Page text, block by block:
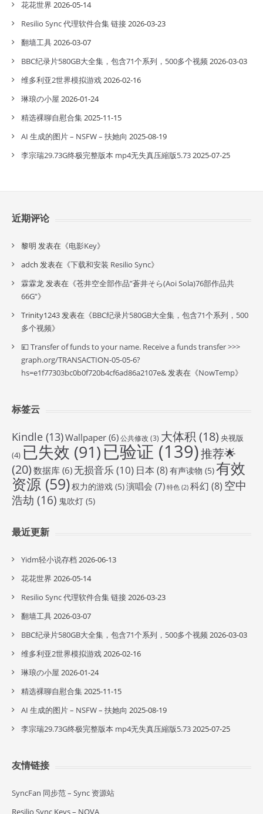
花花世界 2026-05-14
Resilio Sync 代理软件合集 链接2026-03-23
翻墙工具2026-03-07
BBC纪录片580GB大全集，包含71个系列，500多个视频2026-03-03
维多利亚2世界模拟游戏2026-02-16
琳琅の小屋 2026-01-24
精选裸聊自慰合集2025-11-15
AI 生成的图片 – NSFW – 扶她向 2025-08-19
李宗瑞29.73G终极完整版本 mp4无失真压縮版5.732025-07-25
近期评论
黎明 发表在《电影Key》
adch 发表在《下载和安装 Resilio Sync》
霖霖龙发表在《苍井空全部作品”蒼井そら(Aoi Sola)76部作品共
66G”》
Trinity1243发表在《BBC纪录片580GB大全集，包含71个系列，500
多个视频》
💴 Transfer of funds to your name. Receive a funds transfer >>>
graph.org/TRANSACTION-05-05-6?
hs=e1f77303bc0b0f720b4cf6ad86a2107e&发表在《NowTemp》
标签云
Kindle (13)Wallpaper (6)公共修改 (3) 大体积 (18) 央视版
(4) 已失效 (91)已验证 (139)推荐🌟
(20) 数据库 (6) 无损音乐(10) 日本 (8) 有声读物 (5)有效
资源 (59)权力的游戏 (5)演唱会 (7) 特色 (2) 科幻 (8) 空中
浩劫 (16) 鬼吹灯 (5)
最近更新
Yidm轻小说存档 2026-06-13
花花世界 2026-05-14
Resilio Sync 代理软件合集 链接2026-03-23
翻墙工具2026-03-07
BBC纪录片580GB大全集，包含71个系列，500多个视频2026-03-03
维多利亚2世界模拟游戏2026-02-16
琳琅の小屋 2026-01-24
精选裸聊自慰合集2025-11-15
AI 生成的图片 – NSFW – 扶她向 2025-08-19
李宗瑞29.73G终极完整版本 mp4无失真压縮版5.732025-07-25
友情链接
SyncFan 同步范 – Sync 资源站
Resilio Sync Keys – NOVA